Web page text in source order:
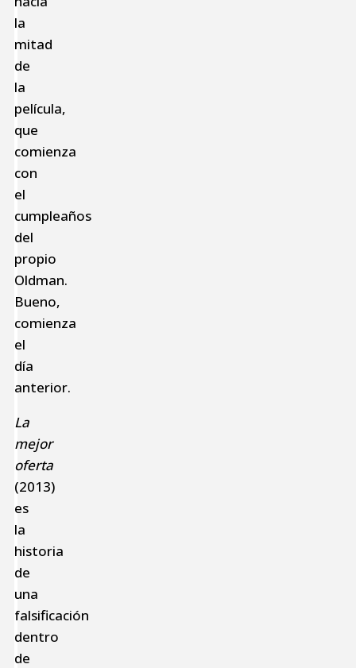
la
mitad
de
la
película,
que
comienza
con
el
cumpleaños
del
propio
Oldman.
Bueno,
comienza
el
día
anterior.
La
mejor
oferta
(2013)
es
la
historia
de
una
falsificación
dentro
de